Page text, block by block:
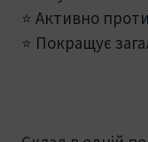
⭐ Активно
⭐ Покращує